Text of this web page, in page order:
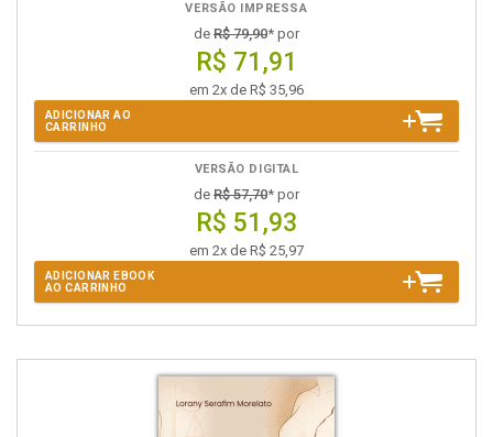
VERSÃO IMPRESSA
de R$ 79,90* por
R$ 71,91
em 2x de R$ 35,96
ADICIONAR AO
CARRINHO
VERSÃO DIGITAL
de R$ 57,70* por
R$ 51,93
em 2x de R$ 25,97
ADICIONAR EBOOK
AO CARRINHO